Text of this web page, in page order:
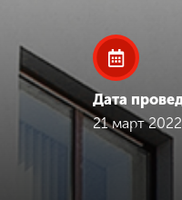
Международная
деятельность
Другие виды
Дата
21 март 2022